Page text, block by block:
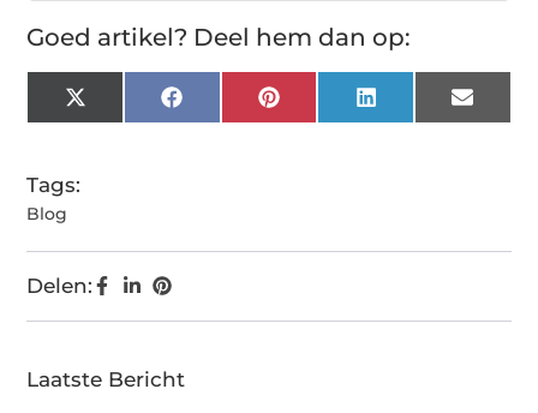
Goed artikel? Deel hem dan op:
X
(Twitter)
FacebookPinterest LinkedIn Email
Tags:
Blog
Delen:
Laatste Bericht